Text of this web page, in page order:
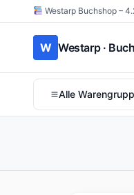
Westarp Buchshop –
W Westarp ·
Alle